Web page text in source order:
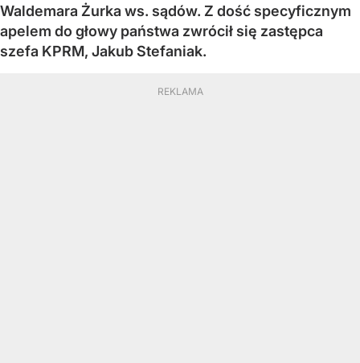
Waldemara Żurka ws. sądów. Z dość specyficznym
apelem do głowy państwa zwrócił się zastępca
szefa KPRM, Jakub Stefaniak.